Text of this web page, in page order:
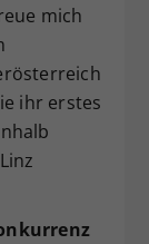
mich
ihr erstes